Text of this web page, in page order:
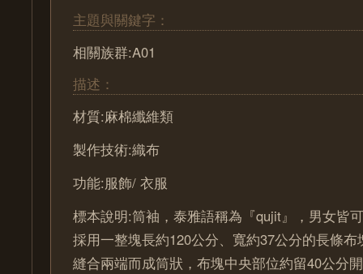
主題與關鍵字：
相關族群:A01
描述：
材質:麻棉纖維類
製作技術:織布
功能:服飾/ 衣服
標本說明:筒袖，泰雅語稱為『qujit』，男女皆
採用一整塊長約120公分、寬約37公分的長條
縫合兩端而成筒狀，布塊中央部位約留40公分